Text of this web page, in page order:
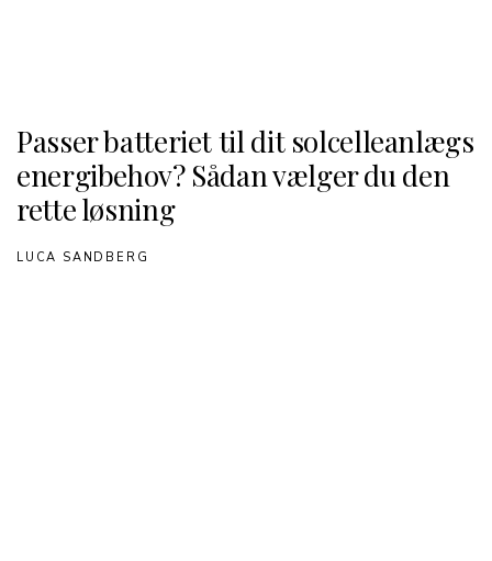
Passer batteriet til dit solcelleanlægs
energibehov? Sådan vælger du den
rette løsning
LUCA SANDBERG